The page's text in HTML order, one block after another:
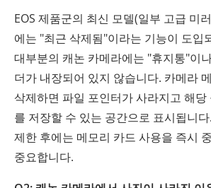
EOS 제품군의 최신 모델(일부 고급 미
에는 "최근 삭제됨"이라는 기능이 도입
대부분의 캐논 카메라에는 "휴지통"이
더가 내장되어 있지 않습니다. 카메라
삭제하면 파일 포인터가 사라지고 해당
를 저장할 수 있는 공간으로 표시됩니
제한 후에는 메모리 카드 사용을 즉시
중요합니다.